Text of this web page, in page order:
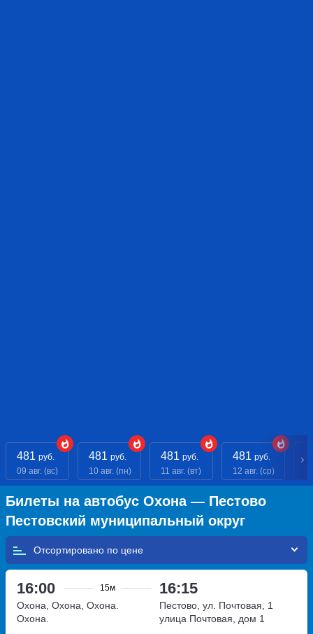
481 руб.
09 авг. (вс)
481 руб.
10 авг. (пн)
481 руб.
11 авг. (вт)
481 руб.
12 авг. (ср)
Билеты на автобус Охона — Пестово
Пестовский муниципальный округ
Отсортировано по
16:00 15м 16:15
Охона, Охона, Охона.
Охона.
Пестово, ул. Почтовая, 1
улица Почтовая, дом 1